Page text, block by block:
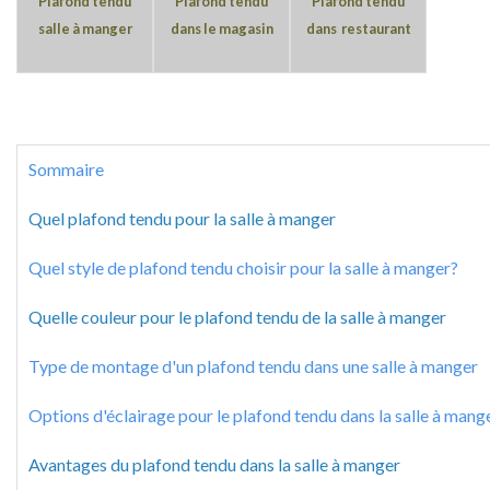
salle à manger
dans le magasin
dans restaurant
Sommaire
Quel plafond tendu pour la salle à manger
Quel style de plafond tendu choisir pour la salle à manger?
Quelle couleur pour le plafond tendu de la salle à manger
Type de montage d'un plafond tendu dans une salle à manger
Options d'éclairage pour le plafond tendu dans la salle à
Avantages du plafond tendu dans la salle à manger